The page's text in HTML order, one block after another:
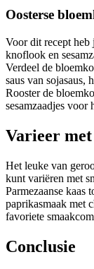
Oosterse
Voor dit recept heb
knoflook en
Verdeel de
saus van sojasaus,
Rooster de
sesamzaadjes voor
Varieer
Het leuke van
kunt variëren met
Parmezaanse kaas
paprikasmaak met
favoriete
Conclusie